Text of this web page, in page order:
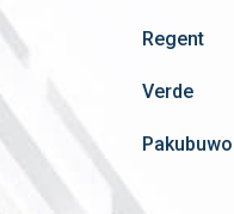
Regent
Verde